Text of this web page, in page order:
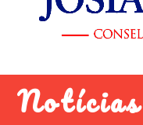
Notícias